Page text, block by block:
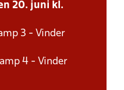
20. juni kl.
3 - Vinder
4 - Vinder